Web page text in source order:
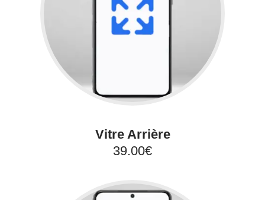
Vitre Arrière
39.00€